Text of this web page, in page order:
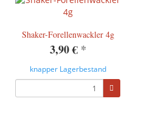
Shaker-Forellenwackler 4g
3,90 € *
knapper Lagerbestand